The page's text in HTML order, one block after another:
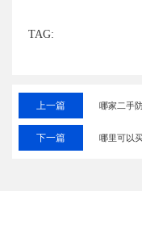
TAG:
上一篇 哪家二手
下一篇 哪里可以